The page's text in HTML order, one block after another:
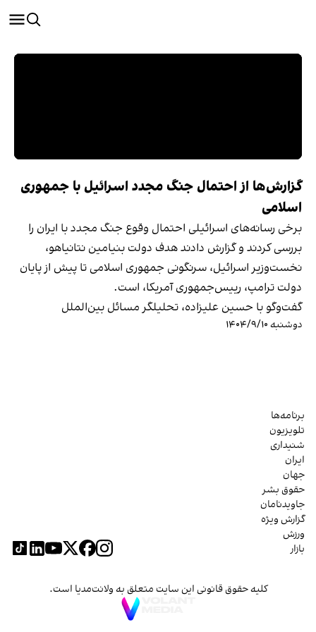
گزارش‌ها از احتمال جنگ مجدد اسرائیل با جمهوری
اسلامی
برخی رسانه‌های اسرائیلی احتمال وقوع جنگ مجدد با ایران را
بررسی کردند و گزارش دادند هدف دولت بنیامین نتانیاهو،
نخست‌وزیر اسرائیل، سرنگونی جمهوری اسلامی تا پیش از پایان
دولت ترامپ، رییس‌جمهوری آمریکا، است.
گفت‌وگو با حسین علیزاده، تحلیلگر مسائل بین‌الملل
دوشنبه ۱۴۰۴/۹/۱۰
برنامه‌ها
تلویزیون
شنیداری
ایران
جهان
حقوق بشر
جاویدنامان
گزارش ویژه
ورزش
بازار
کلیه حقوق قانونی این سایت متعلق به ولانت‌مدیا است.